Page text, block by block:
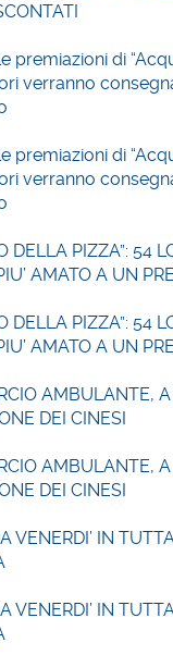
premiazioni di
verranno
premiazioni di
verranno
DELLA PIZZA”: 54
AMATO A UN
DELLA PIZZA”: 54
AMATO A UN
AMBULANTE, A
DEI CINESI
AMBULANTE, A
DEI CINESI
VENERDI’ IN
VENERDI’ IN